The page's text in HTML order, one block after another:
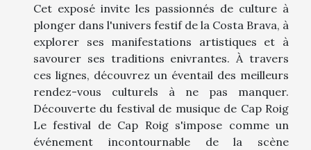
Cet exposé invite les passionnés de culture à
plonger dans l'univers festif de la Costa Brava, à
explorer ses manifestations artistiques et à
savourer ses traditions enivrantes. À travers
ces lignes, découvrez un éventail des meilleurs
rendez-vous culturels à ne pas manquer.
Découverte du festival de musique de Cap Roig
Le festival de Cap Roig s'impose comme un
événement incontournable de la scène